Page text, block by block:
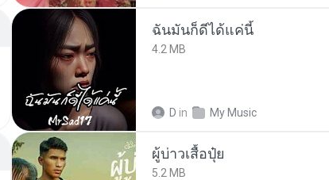
ฉันมันก็ดีได้แค่นี้
4.2 MB
D in My Music
ผู้บ่าวเสื้อปุ๋ย
5.2 MB